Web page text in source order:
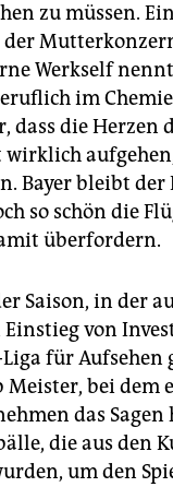
zu müssen.
Werkself
im
dass die Herzen
Bayer bleibt
so schön die
überfordern.
Saison, in der
Einstieg von
für Aufsehen
bei dem
das Sagen
die aus den
um den